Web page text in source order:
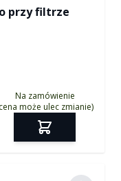
przy filtrze
Na zamówienie
może ulec zmianie)